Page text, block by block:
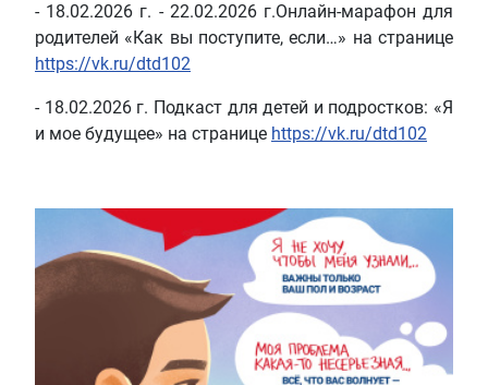
- 18.02.2026 г. - 22.02.2026 г.Онлайн-марафон для
родителей «Как вы поступите, если…» на странице
https://vk.ru/dtd102
- 18.02.2026 г. Подкаст для детей и подростков: «Я
и мое будущее» на странице https://vk.ru/dtd102